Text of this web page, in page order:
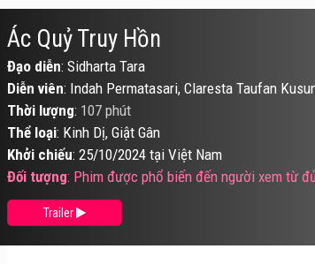
Ác Quỷ Truy Hồn
Đạo diễn: Sidharta Tara
Diễn viên: Indah Permatasari, Claresta Taufan
Thời lượng: 107 phút
Thể loại: Kinh Dị, Giật Gân
Khởi chiếu: 25/10/2024 tại Việt Nam
Đối tượng: Phim được phổ biến đến người xem từ
Trailer